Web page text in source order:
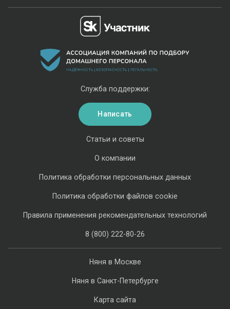
Няня в Москве
Няня в Санкт-Петербурге
Карта сайта
Статьи и советы
О компании
Политика обработки персональных данных
Политика обработки файлов cookie
Правила применения рекомендательных технологий
8 (800) 222-80-26
Служба поддержки:
Написать